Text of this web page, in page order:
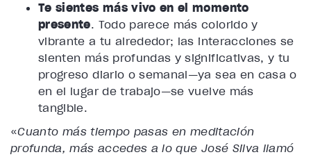
Te sientes más vivo en el momento
presente. Todo parece más colorido y
vibrante a tu alrededor; las interacciones se
sienten más profundas y significativas, y tu
progreso diario o semanal—ya sea en casa o
en el lugar de trabajo—se vuelve más
tangible.
«Cuanto más tiempo pasas en meditación
profunda, más accedes a lo que José Silva llamó